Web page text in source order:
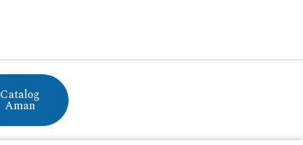
Catalog
Aman